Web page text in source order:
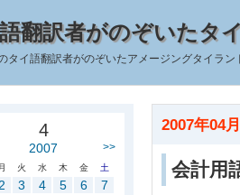
翻訳者がのぞいたタ
タイ語翻訳者がのぞいたアメージングタイラ
2007年04
会計用
4
2007 >>
月 火 水 木 金 土
2 3 4 5 6
7